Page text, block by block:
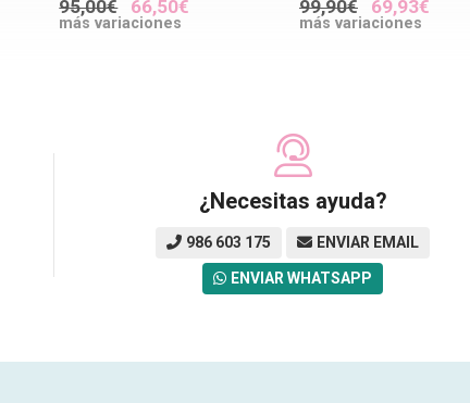
95,00€ 66,50€
más variaciones
99,90€ 69,93€
más variaciones
¿Necesitas ayuda?
986 603 175 ENVIAR EMAIL
ENVIAR WHATSAPP